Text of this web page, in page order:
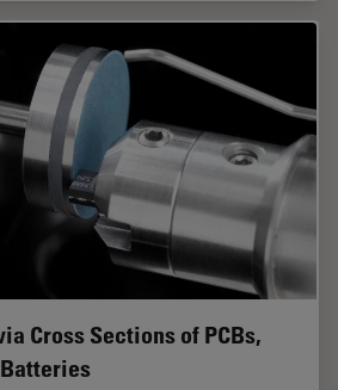
Cross Sections of PCBs,
Batteries